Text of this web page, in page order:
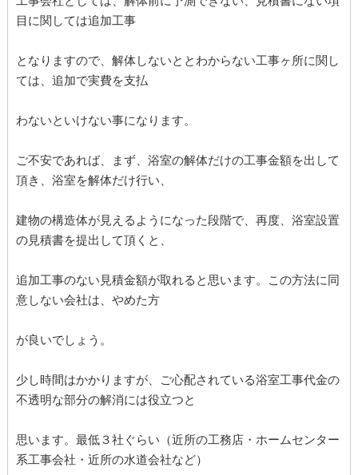
目に関しては追加工事
となりますので、解体しないととわからない工事ヶ所に関し
ては、追加で実費を支払
わないといけない事になります。
ご不安であれば、まず、浴室の解体だけの工事金額を出して
頂き、浴室を解体だけ行い、
建物の構造体が見えるようになった段階で、再度、浴室設置
の見積書を提出して頂くと、
追加工事のない見積金額が取れると思います。この方法に同
意しない会社は、やめた方
が良いでしょう。
少し時間はかかりますが、ご心配されている浴室工事代金の
不透明な部分の解消には役立つと
思います。最低３社ぐらい（近所の工務店・ホームセンター
系工事会社・近所の水道会社など）